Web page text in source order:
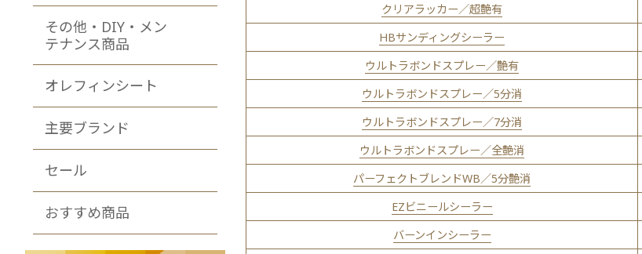
クリアラッカー／超艶有
HBサンディングシーラー
ウルトラボンドスプレー／艶有
ウルトラボンドスプレー／5分消
ウルトラボンドスプレー／7分消
ウルトラボンドスプレー／全艶消
パーフェクトブレンドWB／5分艶消
EZビニールシーラー
バーンインシーラー
その他・DIY・メン
テナンス商品
オレフィンシート
主要ブランド
セール
おすすめ商品